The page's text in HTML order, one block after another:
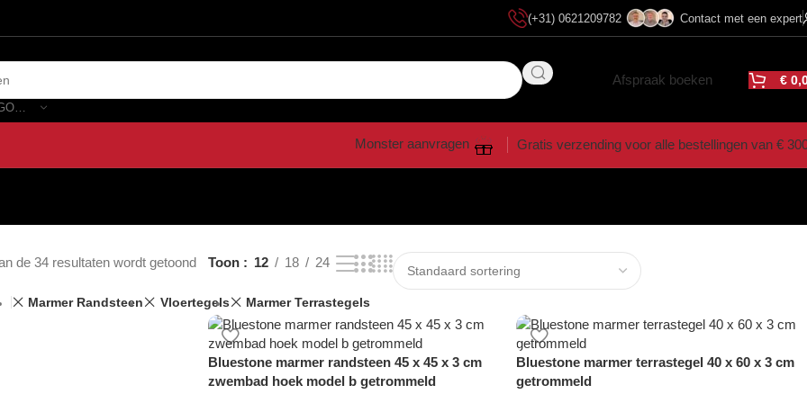
(+31) 0621209782 Contact met een expert
Afspraak boeken €
Monster aanvragen Gratis verzending voor alle bestellingen van €
de 34 resultaten wordt getoond Toon 12 18 24
Marmer Randsteen Vloertegels Marmer Terrastegels
Bluestone marmer randsteen 45 x 45 x 3 cm
zwembad hoek model b getrommeld
Bluestone marmer terrastegel 40 x 60 x 3 cm
getrommeld